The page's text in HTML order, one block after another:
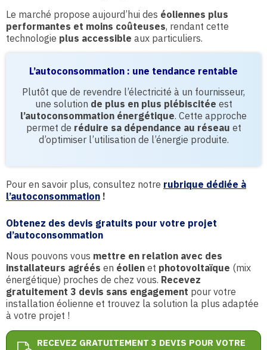
Le marché propose aujourd’hui des éoliennes plus
performantes et moins coûteuses, rendant cette
technologie plus accessible aux particuliers.
L’autoconsommation : une tendance rentable
Plutôt que de revendre l’électricité à un fournisseur,
une solution de plus en plus plébiscitée est
l’autoconsommation énergétique. Cette approche
permet de réduire sa dépendance au réseau et
d’optimiser l’utilisation de l’énergie produite.
Pour en savoir plus, consultez notre rubrique dédiée à
l’autoconsommation !
Obtenez des devis gratuits pour votre projet
d’autoconsommation
Nous pouvons vous mettre en relation avec des
installateurs agréés en éolien et photovoltaïque (mix
énergétique) proches de chez vous. Recevez
gratuitement 3 devis sans engagement pour votre
installation éolienne et trouvez la solution la plus adaptée
à votre projet !
RECEVEZ GRATUITEMENT 3 DEVIS POUR VOTRE